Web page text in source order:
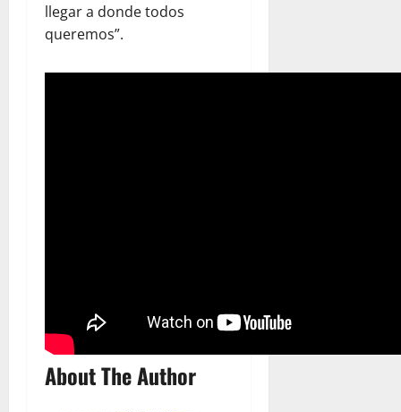
llegar a donde todos
queremos”.
About The Author